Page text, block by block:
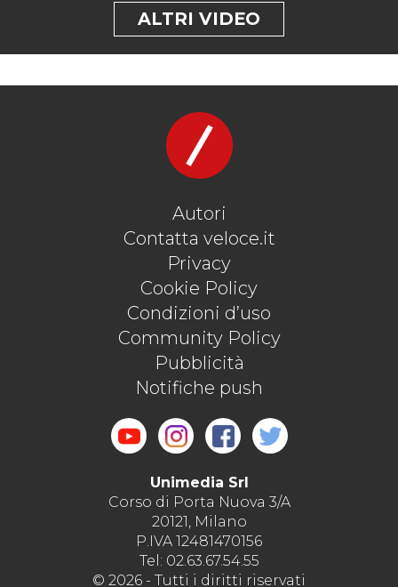
ALTRI VIDEO
Autori
Contatta veloce.it
Privacy
Cookie Policy
Condizioni d’uso
Community Policy
Pubblicità
Notifiche push
Unimedia Srl
Corso di Porta Nuova 3/A
20121, Milano
P.IVA 12481470156
Tel: 02.63.67.54.55
© 2026 - Tutti i diritti riservati